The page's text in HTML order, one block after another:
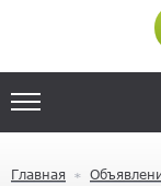
Главная